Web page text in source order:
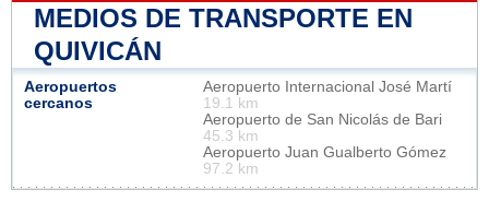
MEDIOS DE TRANSPORTE EN
QUIVICÁN
Aeropuertos
cercanos
Aeropuerto Internacional José Martí
19.1 km
Aeropuerto de San Nicolás de Bari
45.3 km
Aeropuerto Juan Gualberto Gómez
97.2 km